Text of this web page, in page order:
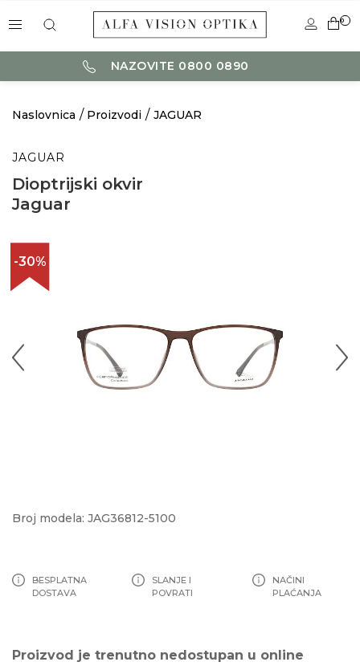
0
NAZOVITE 0800 0890
Naslovnica Proizvodi JAGUAR
JAGUAR
Dioptrijski okvir
Jaguar
-30%
Broj modela: JAG36812-5100
BESPLATNA
DOSTAVA
SLANJE I
POVRATI
NAČINI
PLAĆANJA
Proizvod je trenutno nedostupan u online